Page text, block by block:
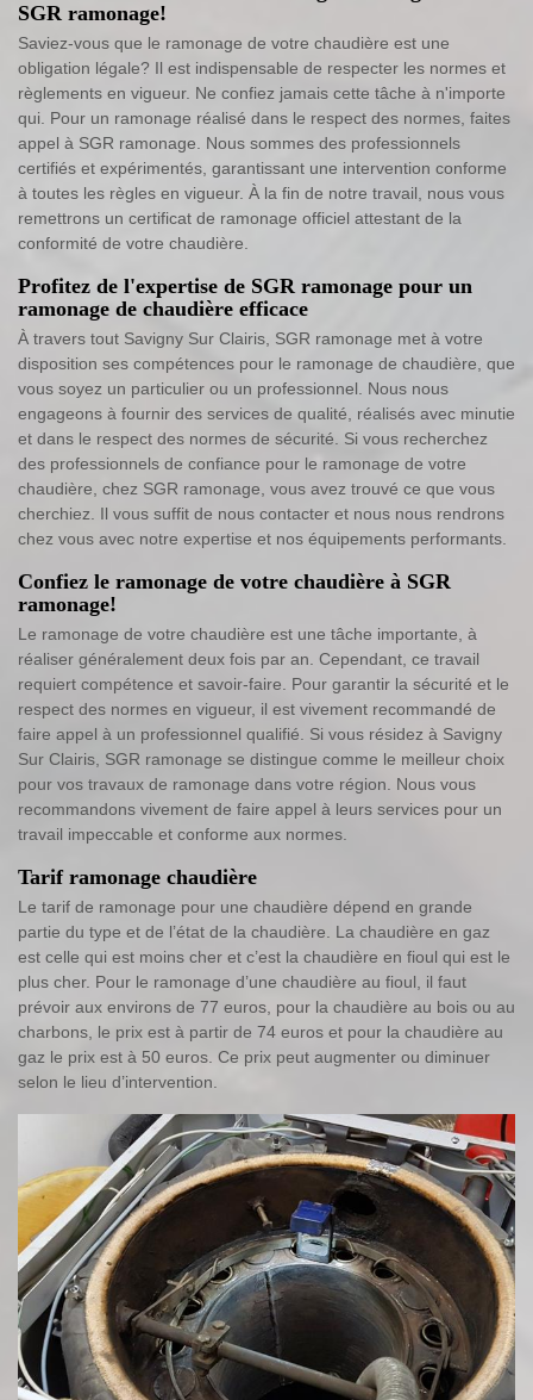
SGR ramonage!
Saviez-vous que le ramonage de votre chaudière est une
obligation légale? Il est indispensable de respecter les normes et
règlements en vigueur. Ne confiez jamais cette tâche à n'importe
qui. Pour un ramonage réalisé dans le respect des normes, faites
appel à SGR ramonage. Nous sommes des professionnels
certifiés et expérimentés, garantissant une intervention conforme
à toutes les règles en vigueur. À la fin de notre travail, nous vous
remettrons un certificat de ramonage officiel attestant de la
conformité de votre chaudière.
Profitez de l'expertise de SGR ramonage pour un
ramonage de chaudière efficace
À travers tout Savigny Sur Clairis, SGR ramonage met à votre
disposition ses compétences pour le ramonage de chaudière, que
vous soyez un particulier ou un professionnel. Nous nous
engageons à fournir des services de qualité, réalisés avec minutie
et dans le respect des normes de sécurité. Si vous recherchez
des professionnels de confiance pour le ramonage de votre
chaudière, chez SGR ramonage, vous avez trouvé ce que vous
cherchiez. Il vous suffit de nous contacter et nous nous rendrons
chez vous avec notre expertise et nos équipements performants.
Confiez le ramonage de votre chaudière à SGR
ramonage!
Le ramonage de votre chaudière est une tâche importante, à
réaliser généralement deux fois par an. Cependant, ce travail
requiert compétence et savoir-faire. Pour garantir la sécurité et le
respect des normes en vigueur, il est vivement recommandé de
faire appel à un professionnel qualifié. Si vous résidez à Savigny
Sur Clairis, SGR ramonage se distingue comme le meilleur choix
pour vos travaux de ramonage dans votre région. Nous vous
recommandons vivement de faire appel à leurs services pour un
travail impeccable et conforme aux normes.
Tarif ramonage chaudière
Le tarif de ramonage pour une chaudière dépend en grande
partie du type et de l’état de la chaudière. La chaudière en gaz
est celle qui est moins cher et c’est la chaudière en fioul qui est le
plus cher. Pour le ramonage d’une chaudière au fioul, il faut
prévoir aux environs de 77 euros, pour la chaudière au bois ou au
charbons, le prix est à partir de 74 euros et pour la chaudière au
gaz le prix est à 50 euros. Ce prix peut augmenter ou diminuer
selon le lieu d’intervention.